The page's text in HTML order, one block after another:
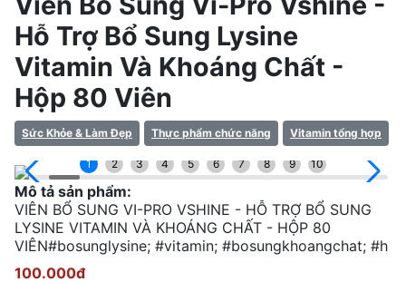
Hỗ Trợ Bổ Sung Lysine
Vitamin Và Khoáng Chất -
Hộp 80 Viên
Sức Khỏe & Làm Đẹp Thực phẩm chức năng Vitamin tổng hợp
1 2 3 4 5 6 7 8 9 10
Mô tả sản phẩm:
VIÊN BỔ SUNG VI-PRO VSHINE - HỖ TRỢ BỔ SUNG
LYSINE VITAMIN VÀ KHOÁNG CHẤT - HỘP 80
VIÊN#bosunglysine; #vitamin; #bosungkhoangchat; #h
100.000đ